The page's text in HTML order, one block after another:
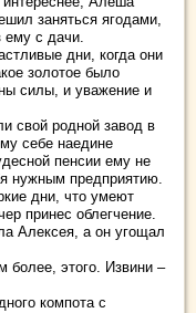
заняться ягодами,
ему с дачи.
дни, когда они
золотое было
силы, и уважение и
свой родной завод в
себе наедине
пенсии ему не
нужным предприятию.
дни, что умеют
принес облегчение.
Алексея, а он угощал
более, этого. Извини –
компота с